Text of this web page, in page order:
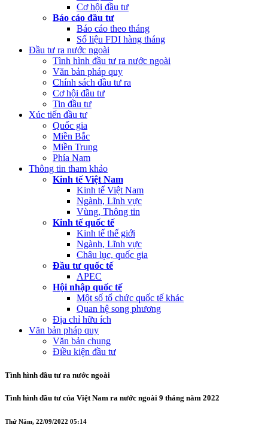
Cơ hội đầu tư
Báo cáo đầu tư
Báo cáo theo tháng
Số liệu FDI hàng tháng
Đầu tư ra nước ngoài
Tình hình đầu tư ra nước ngoài
Văn bản pháp quy
Chính sách đầu tư ra
Cơ hội đầu tư
Tin đầu tư
Xúc tiến đầu tư
Quốc gia
Miền Bắc
Miền Trung
Phía Nam
Thông tin tham khảo
Kinh tế Việt Nam
Kinh tế Việt Nam
Ngành, Lĩnh vực
Vùng, Thông tin
Kinh tế quốc tế
Kinh tế thế giới
Ngành, Lĩnh vực
Châu lục, quốc gia
Đầu tư quốc tế
APEC
Hội nhập quốc tế
Một số tổ chức quốc tế khác
Quan hệ song phương
Địa chỉ hữu ích
Văn bản pháp quy
Văn bản chung
Điều kiện đầu tư
Tình hình đầu tư ra nước ngoài
Tình hình đầu tư của Việt Nam ra nước ngoài 9 tháng năm 2022
Thứ Năm, 22/09/2022 05:14